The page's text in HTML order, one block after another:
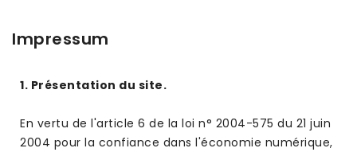
Impressum
1. Présentation du site.
En vertu de l'article 6 de la loi n° 2004-575 du 21 juin
2004 pour la confiance dans l'économie numérique,